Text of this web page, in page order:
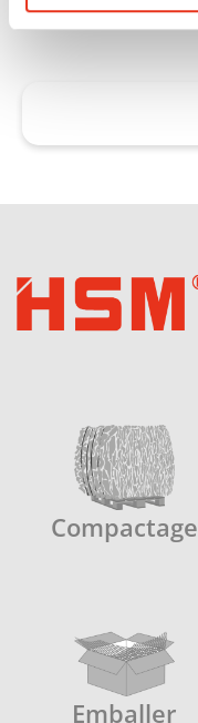
Compactage
Emballer